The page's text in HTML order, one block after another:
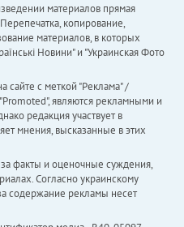
материалов прямая
копирование,
материалов, в которых
Новини" и "Украинская Фото
сайте с меткой "Реклама" /
являются рекламными и
редакция участвует в
мнения, высказанные в этих
за факты и оценочные суждения,
Согласно украинскому
содержание рекламы несет